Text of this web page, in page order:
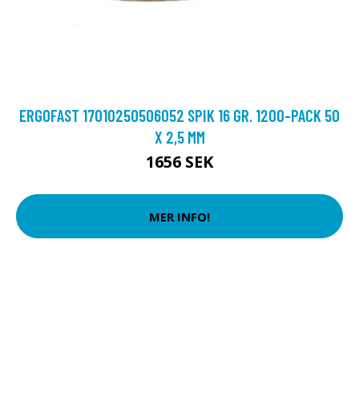
ERGOFAST 17010250506052 SPIK 16 GR. 1200-PACK 50
X 2,5 MM
1656 SEK
MER INFO!